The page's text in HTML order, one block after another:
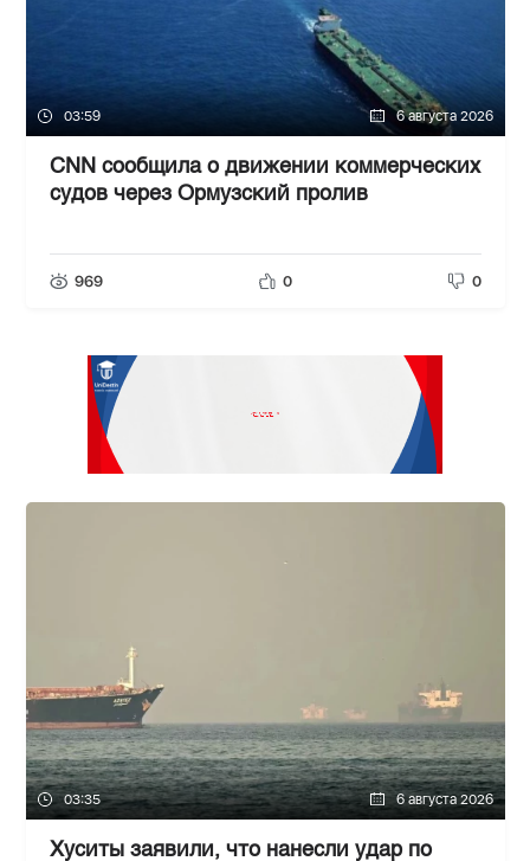
03:59 6 августа 2026
CNN сообщила о движении коммерческих
судов через Ормузский пролив
969 0 0
03:35 6 августа 2026
Хуситы заявили, что нанесли удар по